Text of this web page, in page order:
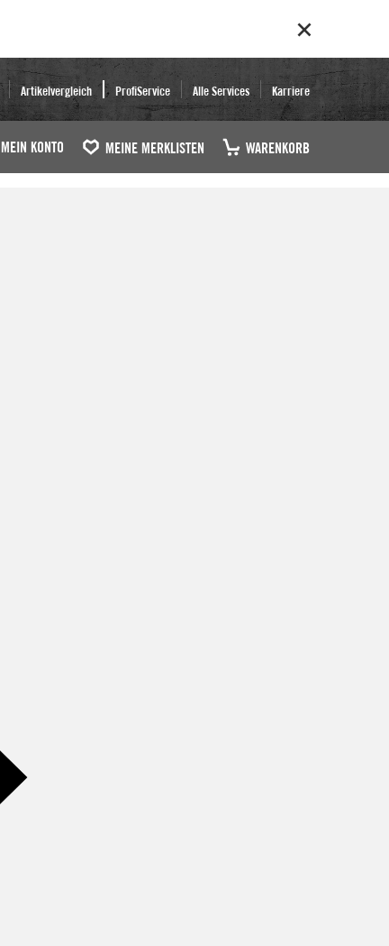
Artikelvergleich ProfiService Alle Services Karriere
MEIN KONTO MEINE MERKLISTEN WARENKORB